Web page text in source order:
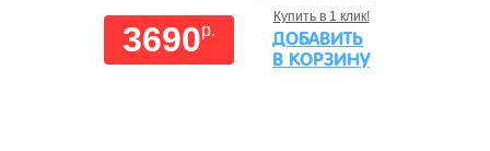
3690p.
Купить в 1 клик!
ДОБАВИТЬ
В КОРЗИНУ